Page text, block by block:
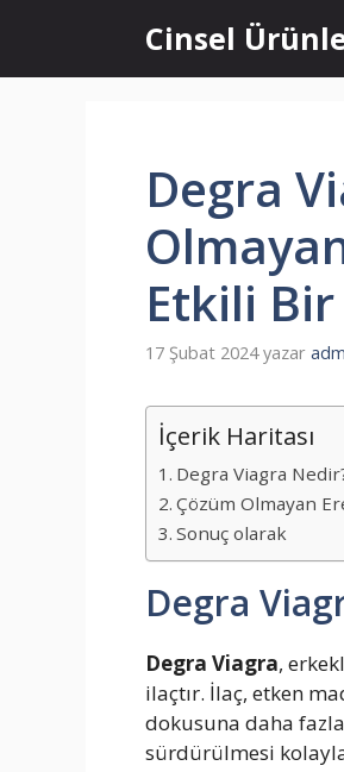
Cinsel
Degra
Etkili Bir
17 Şubat 2024 yazar
İçerik Haritası
Degra Viagra
Çözüm Olmayan
Sonuç olarak
Degra
Degra Viagra,
ilaçtır. İlaç, etken
dokusuna daha
sürdürülmesi